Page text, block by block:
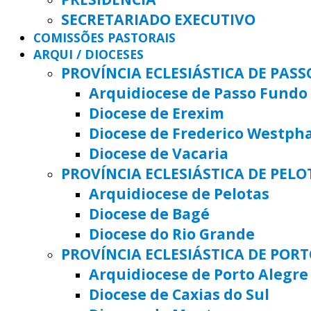
SECRETARIADO EXECUTIVO
COMISSÕES PASTORAIS
ARQUI / DIOCESES
PROVÍNCIA ECLESIÁSTICA DE
Arquidiocese de Passo Fundo
Diocese de Erexim
Diocese de Frederico
Diocese de Vacaria
PROVÍNCIA ECLESIÁSTICA DE
Arquidiocese de Pelotas
Diocese de Bagé
Diocese do Rio Grande
PROVÍNCIA ECLESIÁSTICA DE
Arquidiocese de Porto Alegre
Diocese de Caxias do Sul